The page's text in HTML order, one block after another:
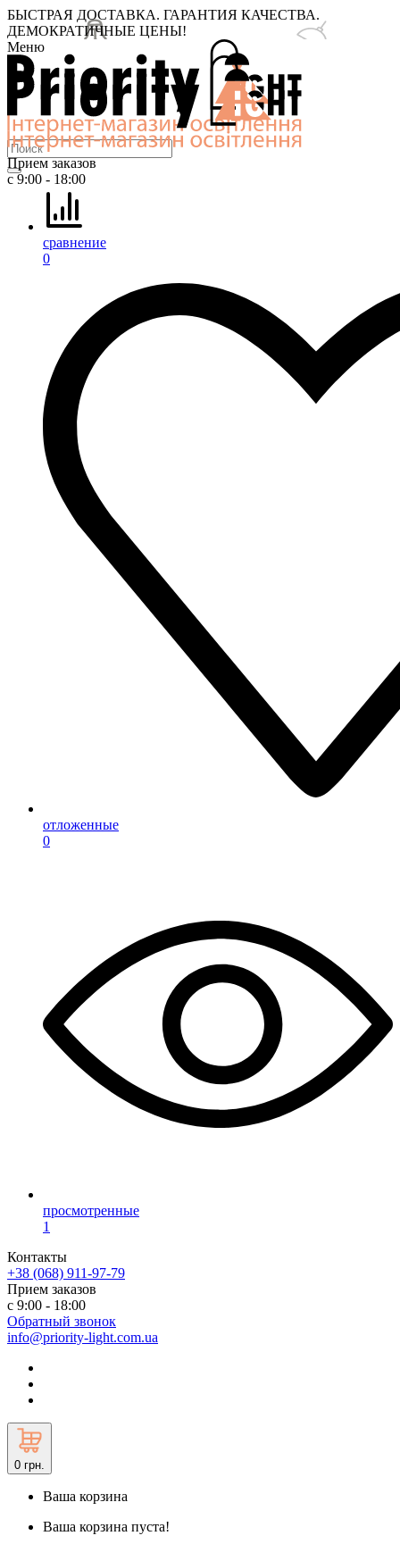
БЫСТРАЯ ДОСТАВКА. ГАРАНТИЯ КАЧЕСТВА.
ДЕМОКРАТИЧНЫЕ ЦЕНЫ!
Меню
Прием заказов
с 9:00 - 18:00
сравнение
0
отложенные
0
просмотренные
1
Контакты
+38 (068) 911-97-79
Прием заказов
с 9:00 - 18:00
Обратный звонок
info@priority-light.com.ua
0 грн.
Ваша корзина
Ваша корзина пуста!